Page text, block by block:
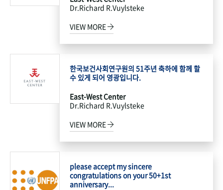
Dr.Richard R.Vuylsteke
VIEW MORE
한국보건사회연구원의 51주년 축하에 함께 할
수 있게 되어 영광입니다.
East-West Center
Dr.Richard R.Vuylsteke
VIEW MORE
please accept my sincere
congratulations on your 50+1st
anniversary...